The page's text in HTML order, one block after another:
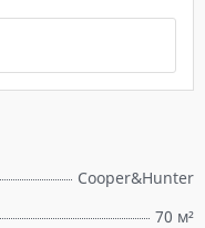
Cooper&Hunter
70 м²